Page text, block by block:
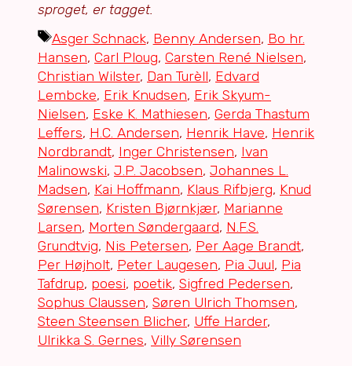
sproget, er tagget.
Tags
Asger Schnack, Benny Andersen, Bo hr.
Hansen, Carl Ploug, Carsten René Nielsen,
Christian Wilster, Dan Turèll, Edvard
Lembcke, Erik Knudsen, Erik Skyum-
Nielsen, Eske K. Mathiesen, Gerda Thastum
Leffers, H.C. Andersen, Henrik Have, Henrik
Nordbrandt, Inger Christensen, Ivan
Malinowski, J.P. Jacobsen, Johannes L.
Madsen, Kai Hoffmann, Klaus Rifbjerg, Knud
Sørensen, Kristen Bjørnkjær, Marianne
Larsen, Morten Søndergaard, N.F.S.
Grundtvig, Nis Petersen, Per Aage Brandt,
Per Højholt, Peter Laugesen, Pia Juul, Pia
Tafdrup, poesi, poetik, Sigfred Pedersen,
Sophus Claussen, Søren Ulrich Thomsen,
Steen Steensen Blicher, Uffe Harder,
Ulrikka S. Gernes, Villy Sørensen